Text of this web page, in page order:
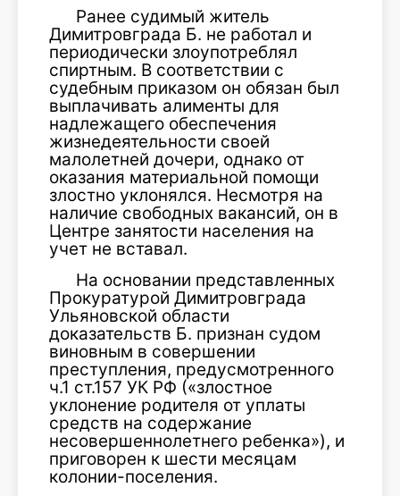
Ранее судимый житель
Димитровграда Б. не работал и
периодически злоупотреблял
спиртным. В соответствии с
судебным приказом он обязан был
выплачивать алименты для
надлежащего обеспечения
жизнедеятельности своей
малолетней дочери, однако от
оказания материальной помощи
злостно уклонялся. Несмотря на
наличие свободных вакансий, он в
Центре занятости населения на
учет не вставал.
На основании представленных
Прокуратурой Димитровграда
Ульяновской области
доказательств Б. признан судом
виновным в совершении
преступления, предусмотренного
ч.1 ст.157 УК РФ («злостное
уклонение родителя от уплаты
средств на содержание
несовершеннолетнего ребенка»), и
приговорен к шести месяцам
колонии-поселения.